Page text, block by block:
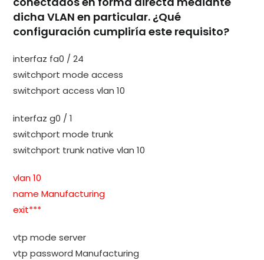
dicha VLAN en particular. ¿Qué
configuración cumpliría este requisito?
interfaz fa0 / 24
switchport mode access
switchport access vlan 10
interfaz g0 / 1
switchport mode trunk
switchport trunk native vlan 10
vlan 10
name Manufacturing
exit***
vtp mode server
vtp password Manufacturing